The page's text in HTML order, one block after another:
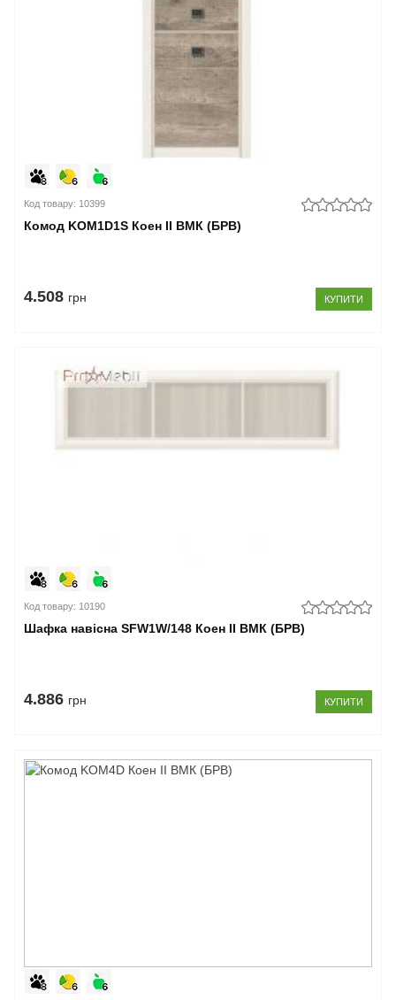
Код товару: 10399
Комод KOM1D1S Коен II ВМК (БРВ)
4.508 грн КУПИТИ
Код товару: 10190
Шафка навісна SFW1W/148 Коен II ВМК (БРВ)
4.886 грн КУПИТИ